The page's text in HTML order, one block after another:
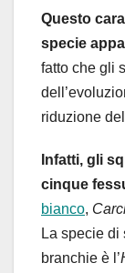
Questo
specie
fatto che gli
riduzione
Infatti, gli
cinque
bianco,
La specie di
branchie è l’